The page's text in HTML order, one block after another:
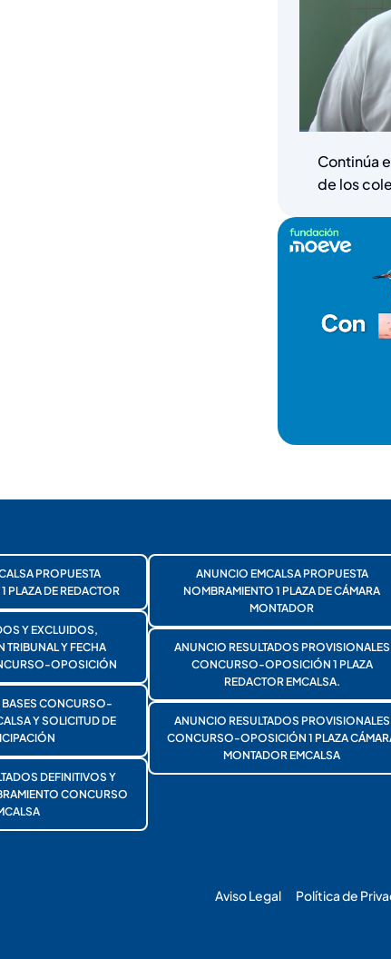
Continúa
de los
PROPUESTA
PLAZA DE REDACTOR
Y EXCLUIDOS,
Y FECHA
OPOSICIÓN
BASES CONCURSO-
Y SOLICITUD DE
DEFINITIVOS Y
CONCURSO
ANUNCIO EMCALSA PROPUESTA
NOMBRAMIENTO 1 PLAZA DE CÁMARA
MONTADOR
ANUNCIO RESULTADOS PROVISIONALES
CONCURSO-OPOSICIÓN 1 PLAZA
REDACTOR EMCALSA.
ANUNCIO RESULTADOS PROVISIONALES
CONCURSO-OPOSICIÓN 1 PLAZA
MONTADOR EMCALSA
Aviso Legal Política de